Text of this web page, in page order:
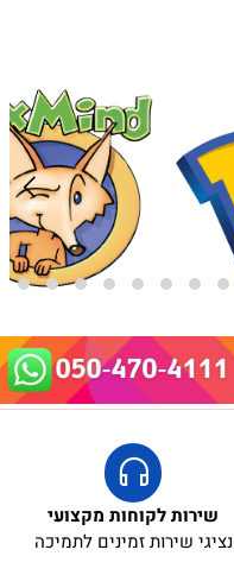
שירות לקוחות מקצועי
נציגי שירות זמינים לתמיכה